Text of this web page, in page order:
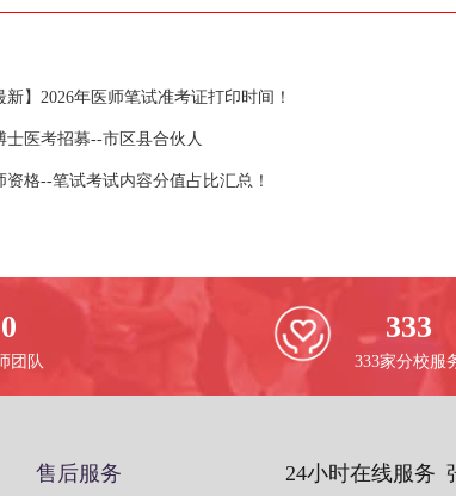
新】2026年医师笔试准考证打印时间！
士医考招募--市区县合伙人
资格--笔试考试内容分值占比汇总！
团队
333
333家分校服
售后服务 24小时在线服务